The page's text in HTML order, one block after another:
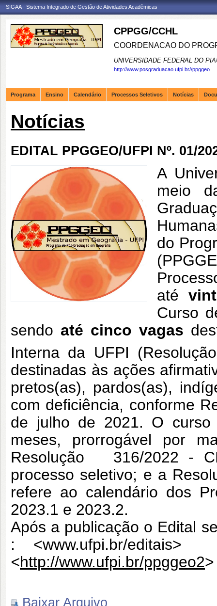
SIGAA - Sistema Integrado de Gestão de Atividades Acadêmicas
CPPGG/CCHL
COORDENACAO DO
UNIVERSIDADE FEDERAL DO
http://www.posgraduacao.ufpi.br//ppggeo
Programa Ensino Calendário Processos Seletivos Notícias
Notícias
EDITAL PPGGEO/UFPI Nº. 01/
A
meio
do
até
Curso
sendo até cinco vagas
Interna da UFPI
destinadas às ações
pretos(as), pardos(as),
com deficiência, conforme
de julho de 2021. O
meses, prorrogável por
Resolução 316/2022 -
processo seletivo; e a
refere ao calendário dos
2023.1 e 2023.2.
Após a publicação o Edital
: <www.ufpi.br/editais> e/
<http://www.ufpi.br/ppggeo2>
Baixar Arquivo